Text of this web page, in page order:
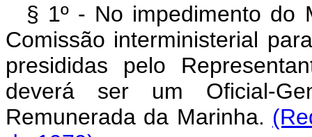
§ 1º - No impedimento do
Comissão interministerial
presididas pelo
deverá ser um Oficial-
Remunerada da Marinha.